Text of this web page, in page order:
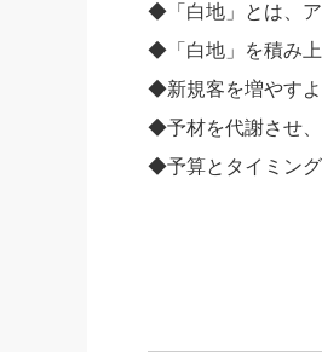
◆「白地」とは、
◆「白地」を積み上
◆新規客を増やすよ
◆予材を代謝させ
◆予算とタイミング